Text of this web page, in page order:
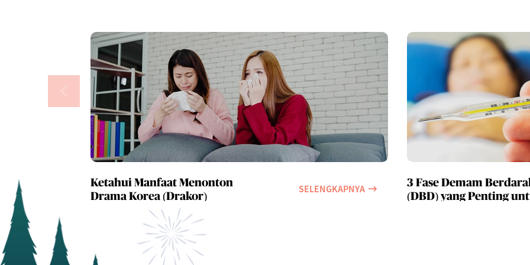
Ketahui Manfaat Menonton
Drama Korea (Drakor)
SELENGKAPNYA
3 Fase Demam
(DBD) yang Penting